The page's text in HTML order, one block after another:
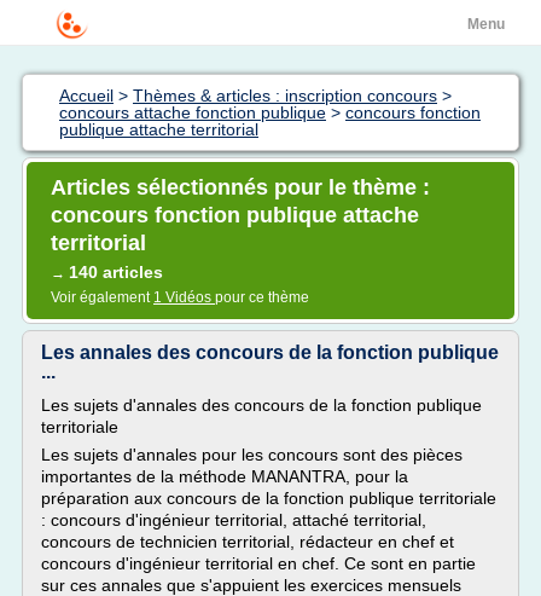
Menu
Accueil > Thèmes & articles : inscription concours >
concours attache fonction publique > concours fonction
publique attache territorial
Articles sélectionnés pour le thème :
concours fonction publique attache
territorial
→ 140 articles
Voir également 1 Vidéos pour ce thème
Les annales des concours de la fonction publique
...
Les sujets d'annales des concours de la fonction publique
territoriale
Les sujets d'annales pour les concours sont des pièces
importantes de la méthode MANANTRA, pour la
préparation aux concours de la fonction publique territoriale
: concours d'ingénieur territorial, attaché territorial,
concours de technicien territorial, rédacteur en chef et
concours d'ingénieur territorial en chef. Ce sont en partie
sur ces annales que s'appuient les exercices mensuels